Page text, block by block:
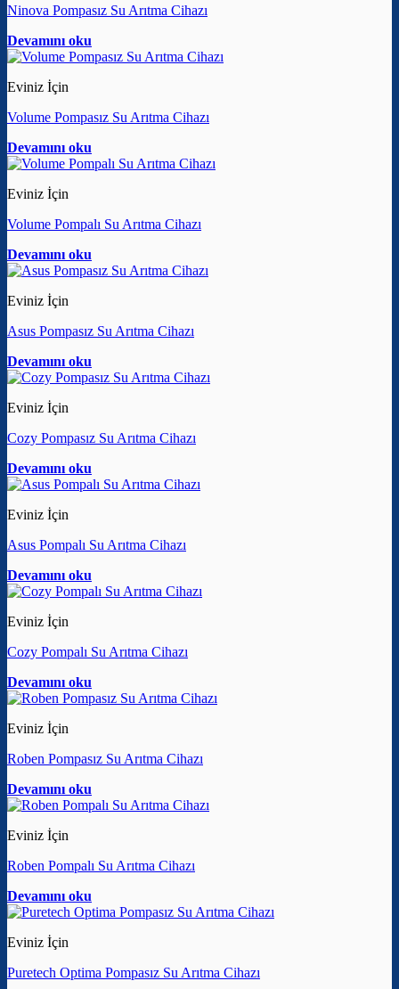
Ninova Pompasız Su Arıtma Cihazı
Devamını oku
Eviniz İçin
Volume Pompasız Su Arıtma Cihazı
Devamını oku
Eviniz İçin
Volume Pompalı Su Arıtma Cihazı
Devamını oku
Eviniz İçin
Asus Pompasız Su Arıtma Cihazı
Devamını oku
Eviniz İçin
Cozy Pompasız Su Arıtma Cihazı
Devamını oku
Eviniz İçin
Asus Pompalı Su Arıtma Cihazı
Devamını oku
Eviniz İçin
Cozy Pompalı Su Arıtma Cihazı
Devamını oku
Eviniz İçin
Roben Pompasız Su Arıtma Cihazı
Devamını oku
Eviniz İçin
Roben Pompalı Su Arıtma Cihazı
Devamını oku
Eviniz İçin
Puretech Optima Pompasız Su Arıtma Cihazı